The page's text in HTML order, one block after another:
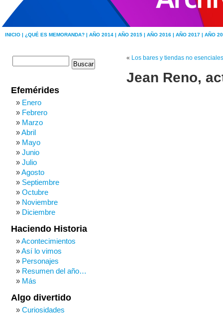
INICIO | ¿QUÉ ES MEMORANDA? | AÑO 2014 | AÑO 2015 | AÑO 2016 | AÑO 2017 | AÑO
« Los bares y tiendas no
Jean Reno,
Efemérides
Enero
Febrero
Marzo
Abril
Mayo
Junio
Julio
Agosto
Septiembre
Octubre
Noviembre
Diciembre
Haciendo Historia
Acontecimientos
Así lo vimos
Personajes
Resumen del año…
Más
Algo divertido
Curiosidades